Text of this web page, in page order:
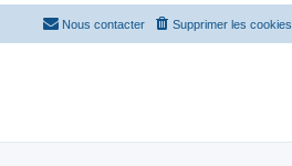
Supprimer les cookies
Nous contacter